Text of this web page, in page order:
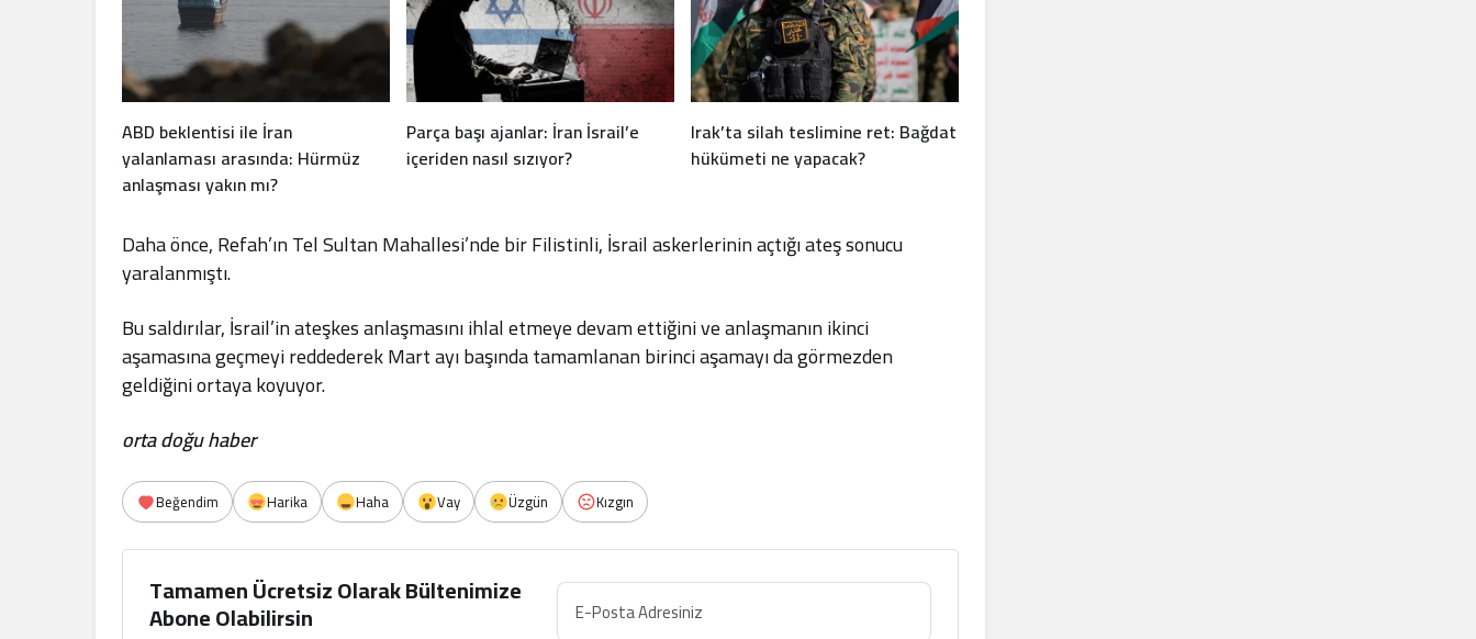
ABD beklentisi ile İran
yalanlaması arasında: Hürmüz
anlaşması yakın mı?
Parça başı ajanlar: İran İsrail’e
içeriden nasıl sızıyor?
Irak’ta silah teslimine ret: Bağdat
hükümeti ne yapacak?
Daha önce, Refah’ın Tel Sultan Mahallesi’nde bir Filistinli, İsrail askerlerinin açtığı ateş sonucu
yaralanmıştı.
Bu saldırılar, İsrail’in ateşkes anlaşmasını ihlal etmeye devam ettiğini ve anlaşmanın ikinci
aşamasına geçmeyi reddederek Mart ayı başında tamamlanan birinci aşamayı da görmezden
geldiğini ortaya koyuyor.
orta doğu haber
Beğendim Harika Haha Vay Üzgün Kızgın
Tamamen Ücretsiz Olarak Bültenimize
Abone Olabilirsin